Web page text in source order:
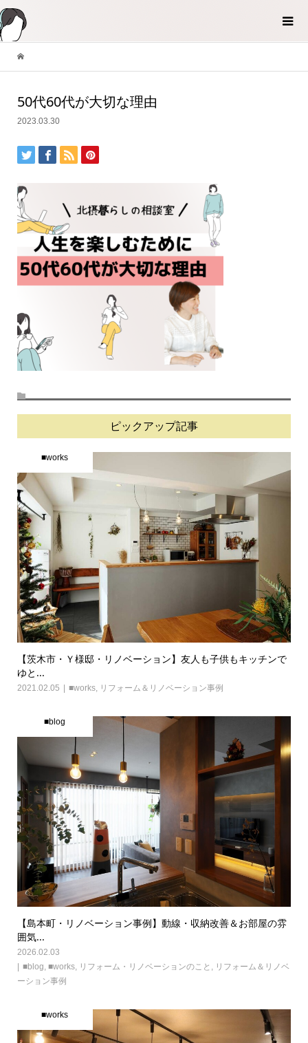
50代60代が大切な理由
2023.03.30
ピックアップ記事
■works
【茨木市・Ｙ様邸・リノベーション】友人も子供もキッチンで
ゆと...
2021.02.05 ■works, リフォーム＆リノベーション事例
■blog
【島本町・リノベーション事例】動線・収納改善＆お部屋の雰
囲気...
2026.02.03
■blog, ■works, リフォーム・リノベーションのこと , リフォーム＆リノベ
ーション事例
■works